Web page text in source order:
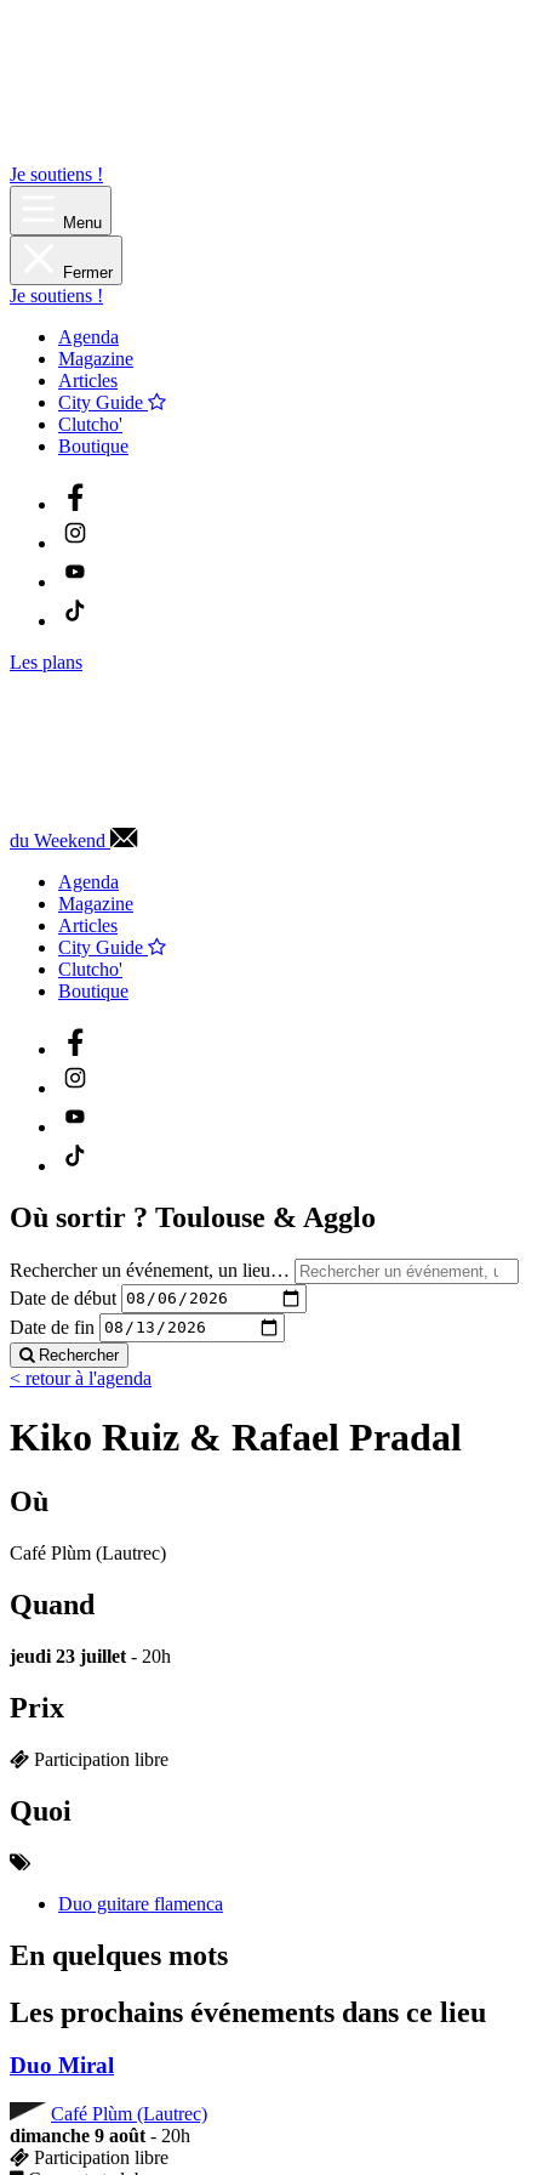
Je soutiens !
Menu
Fermer
Je soutiens !
Agenda
Magazine
Articles
City Guide
Clutcho'
Boutique
Les plans
du Weekend
Agenda
Magazine
Articles
City Guide
Clutcho'
Boutique
Où sortir ? Toulouse & Agglo
Rechercher un événement, un lieu…
Date de début
Date de fin
Rechercher
< retour à l'agenda
Kiko Ruiz & Rafael Pradal
Où
Café Plùm (Lautrec)
Quand
jeudi 23 juillet - 20h
Prix
Participation libre
Quoi
Duo guitare flamenca
En quelques mots
Les prochains événements dans ce lieu
Duo Miral
Café Plùm (Lautrec)
dimanche 9 août - 20h
Participation libre